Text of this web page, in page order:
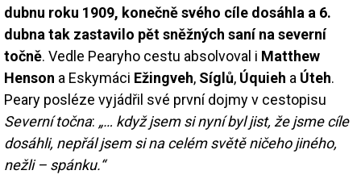
dubnu roku 1909, konečně svého cíle dosáhla a 6.
dubna tak zastavilo pět sněžných saní na severní
točně. Vedle Pearyho cestu absolvoval i Matthew
Henson a Eskymáci Ežingveh, Síglů, Úquieh a Úteh.
Peary posléze vyjádřil své první dojmy v cestopisu
Severní točna: „… když jsem si nyní byl jist, že jsme cíle
dosáhli, nepřál jsem si na celém světě ničeho jiného,
nežli – spánku.“